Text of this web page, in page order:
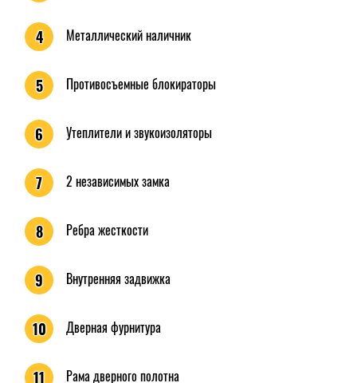
4 Металлический наличник
5 Противосъемные блокираторы
6 Утеплители и звукоизоляторы
7 2 независимых замка
8 Ребра жесткости
9 Внутренняя задвижка
10 Дверная фурнитура
11 Рама дверного полотна